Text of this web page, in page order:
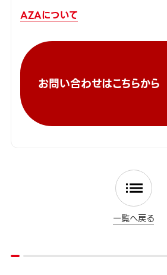
AZAについて
お問い合わせはこちらから
一覧へ戻る